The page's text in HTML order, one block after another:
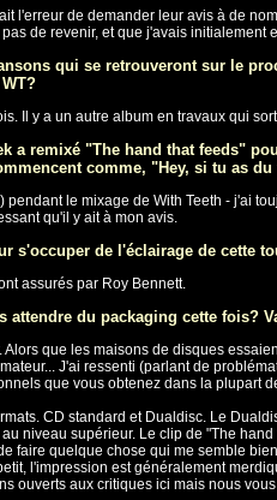
l'erreur de demander leur avis à de
de revenir, et que j'avais initialement
qui se retrouveront sur le
Il y a un autre album en travaux qui
a remixé "The hand that feeds"
comme, "Hey, si tu as
le mixage de With Teeth - j'ai
qu'il y ait à mon avis.
s'occuper de l'éclairage de cette
assurés par Roy Bennett.
du packaging cette fois?
que les maisons de disques
J'ai ressenti (parlant de
que vous obtenez dans la plupart
CD standard et Dualdisc. Le
niveau supérieur. Le clip de "The
faire quelque chose qui me semble
l'impression est généralement
ouverts aux critiques ici mais nous